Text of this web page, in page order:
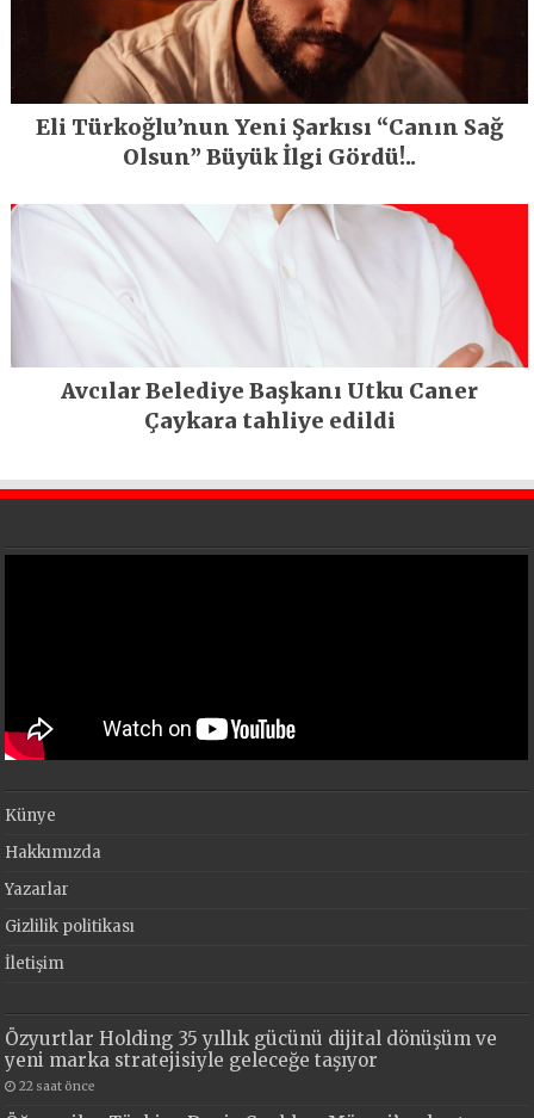
Eli Türkoğlu’nun Yeni Şarkısı “Canın Sağ
Olsun” Büyük İlgi Gördü!..
Avcılar Belediye Başkanı Utku Caner
Çaykara tahliye edildi
Künye
Hakkımızda
Yazarlar
Gizlilik politikası
İletişim
Özyurtlar Holding 35 yıllık gücünü dijital dönüşüm ve
yeni marka stratejisiyle geleceğe taşıyor
22 saat önce